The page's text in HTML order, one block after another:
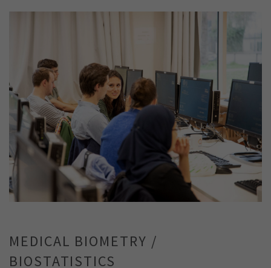
MEDICAL BIOMETRY /
BIOSTATISTICS